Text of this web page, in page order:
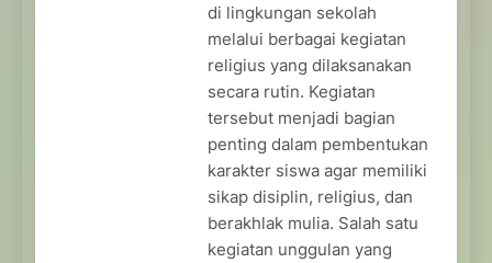
di lingkungan sekolah
melalui berbagai kegiatan
religius yang dilaksanakan
secara rutin. Kegiatan
tersebut menjadi bagian
penting dalam pembentukan
karakter siswa agar memiliki
sikap disiplin, religius, dan
berakhlak mulia. Salah satu
kegiatan unggulan yang